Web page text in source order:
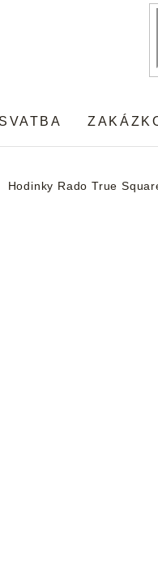
Hodinky Rado True